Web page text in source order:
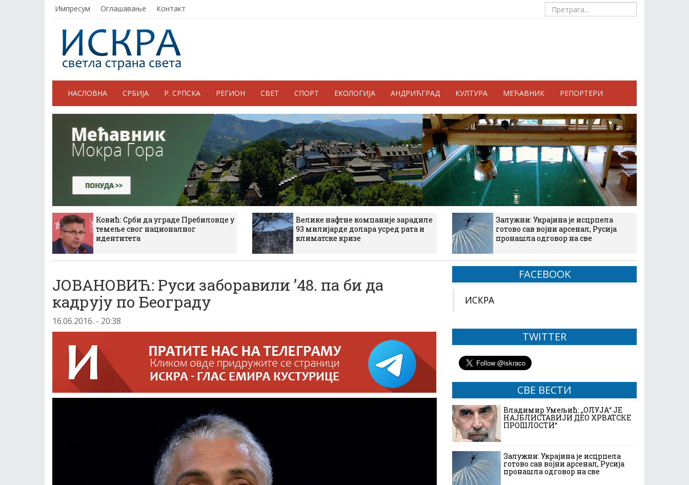
Импресум Оглашавање Контакт
НАСЛОВНА СРБИЈА Р. СРПСКА РЕГИОН СВЕТ СПОРТ ЕКОЛОГИЈА АНДРИЋГРАД КУЛТУРА МЕЋАВНИК РЕПОРТЕРИ
Ковић: Срби да уграде Пребиловце у
темеље свог националног
идентитета
Велике нафтне компаније зарадиле
93 милијарде долара усред рата и
климатске кризе
Залужни: Украјина је исцрпела
готово сав војни арсенал, Русија
пронашла одговор на све
JОВАНОВИЋ: Руси заборавили ’48. па би да
кадруjу по Београду
16.06.2016. - 20:38
FACEBOOK
ИСКРА
TWITTER
СВЕ ВЕСТИ
Владимир Умељић: „ОЛУЈА“ ЈЕ
НАЈБЛИСТАВИЈИ ДЕО ХРВАТСКЕ
ПРОШЛОСТИ“
Залужни: Украјина је исцрпела
готово сав војни арсенал, Русија
пронашла одговор на све